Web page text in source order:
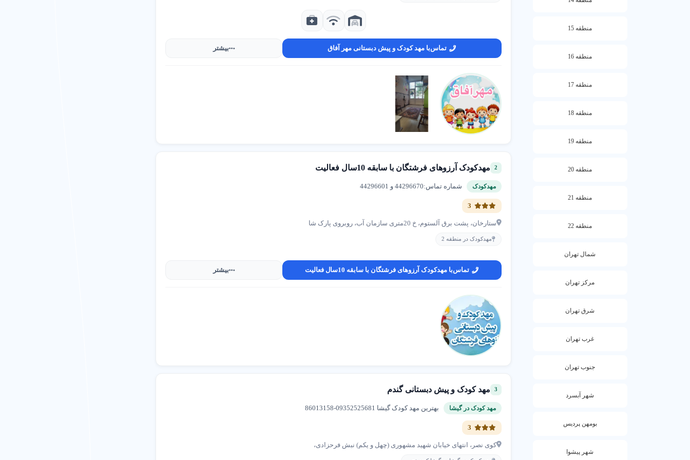
منطقه 15
منطقه 16
منطقه 17
منطقه 18
منطقه 19
منطقه 20
منطقه 21
منطقه 22
شمال تهران
مرکز تهران
شرق تهران
غرب تهران
جنوب تهران
شهر آبسرد
بومهن پردیس
شهر پیشوا
نوع برنامه (تمام وقت یا پاره وقت)، آموزش‌های ویژه (مثل زبان انگلیسی)، و امکانات (مثل فضای بازی) بر شهریه
تأثیر می گذارد.
راه های کاهش هزینه
مقایسه شهریه
: شهریه مهد کودک های مختلف در منطقه 2 تهران را مقایسه کنید.
مشاوره رایگان
: از مشاوره برای تخمین هزینه استفاده کنید.
برنامه پاره وقت
: انتخاب برنامه پاره وقت هزینه‌ها را کاهش می‌دهد.
مهد کودک معتبر با مربی های با تجربه و محیط شاد و ایمن، رشد فکری و عاطفی کودک شما را تضمین می کند.
مزایای مهد کودک معتبر
مهد کودک های حرفه ای در منطقه 2 تهران خدمات آموزشی با کیفیت و امکانات مدرن با گارانتی رضایت ارائه می
محیط ایمن
: تضمین ایمنی کودک با دوربین مدار بسته و فضای بازی.
برنامه آموزشی
4. مراحل ثبت نام در مهد کودک
کنید و با مهد معتبر تماس بگیرید.
مشاوران حرفه ای شما را در انتخاب برنامه آموزشی و امکانات مهد کودک راهنمایی می کنند.
نکات مهم
مشخص کردن نیازها: نیازهای آموزشی و برنامه زمانی کودک را مشخص کنید.
امکانات مدرن : از وجود دوربین مدار بسته و فضای بازی مطمئن شوید.
تماسبا مهد کودک و پیش دبستانی مهر آفاق بیشتر
2 مهدکودک آرزوهای فرشتگان با سابقه 10سال فعالیت
مهدکودک شماره تماس:44296670 و 44296601
3
ستارخان، پشت برق آلستوم، خ 20متری سازمان آب، روبروی پارک شا
مهدکودک در منطقه 2
تماسبا مهدکودک آرزوهای فرشتگان با سابقه 10سال فعالیت بیشتر
3 مهد کودک و پیش دبستانی گندم
مهد کودک در گیشا بهترین مهد کودک گیشا 09352525681-86013158
3
کوی نصر، انتهای خیابان شهید مشهوری (چهل و یکم) نبش فرحزادی،